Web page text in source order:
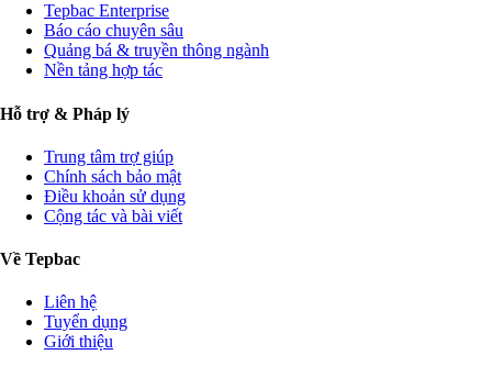
Tepbac Enterprise
Báo cáo chuyên sâu
Quảng bá & truyền thông ngành
Nền tảng hợp tác
Hỗ trợ & Pháp lý
Trung tâm trợ giúp
Chính sách bảo mật
Điều khoản sử dụng
Cộng tác và bài viết
Về Tepbac
Liên hệ
Tuyển dụng
Giới thiệu